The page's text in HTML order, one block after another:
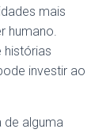
mais
humano.
histórias
investir ao
de alguma